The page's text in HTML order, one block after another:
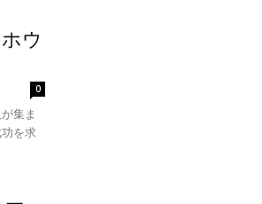
ウ
0
集ま
を求